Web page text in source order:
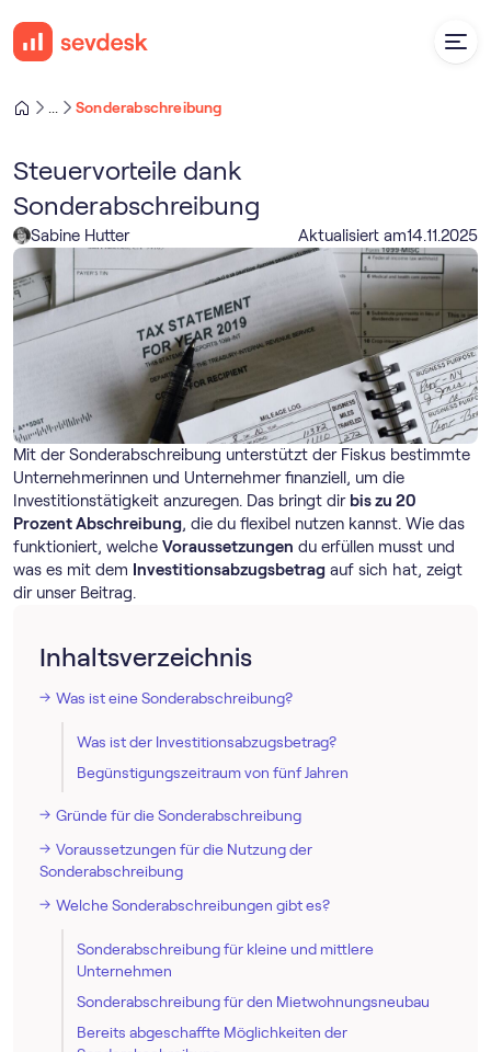
Sonderabschreibung
Steuervorteile dank
Sonderabschreibung
Sabine Hutter Aktualisiert am14.11.2025
Mit der Sonderabschreibung unterstützt der Fiskus bestimmte
Unternehmerinnen und Unternehmer finanziell, um die
Investitionstätigkeit anzuregen. Das bringt dir bis zu 20
Prozent Abschreibung, die du flexibel nutzen kannst. Wie das
funktioniert, welche Voraussetzungen du erfüllen musst und
was es mit dem Investitionsabzugsbetrag auf sich hat, zeigt
dir unser Beitrag.
Inhaltsverzeichnis
Was ist eine Sonderabschreibung?
Was ist der Investitionsabzugsbetrag?
Begünstigungszeitraum von fünf Jahren
Gründe für die Sonderabschreibung
Voraussetzungen für die Nutzung der
Sonderabschreibung
Welche Sonderabschreibungen gibt es?
Sonderabschreibung für kleine und mittlere
Unternehmen
Sonderabschreibung für den Mietwohnungsneubau
Bereits abgeschaffte Möglichkeiten der